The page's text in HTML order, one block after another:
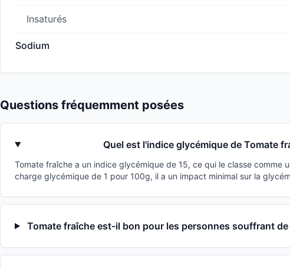
Insaturés
Sodium
Questions fréquemment posées
Quel est l'indice glycémique de Tomate
Tomate fraîche a un indice glycémique de 15, ce qui le classe comme
charge glycémique de 1 pour 100g, il a un impact minimal sur la
Tomate fraîche est-il bon pour les personnes souffrant